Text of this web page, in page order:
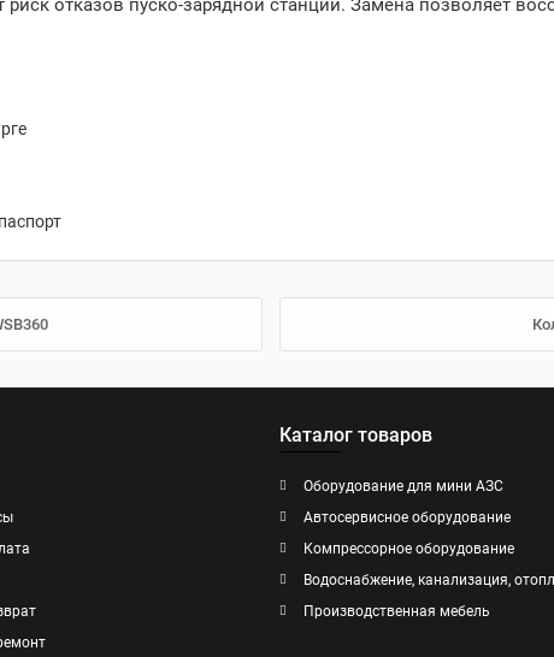
отказов пуско‑зарядной станции. Замена позволяет
Каталог товаров
Оборудование для мини АЗС
Автосервисное оборудование
Компрессорное оборудование
Водоснабжение, канализация,
Производственная мебель